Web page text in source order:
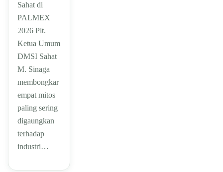
Sahat di
PALMEX
2026 Plt.
Ketua Umum
DMSI Sahat
M. Sinaga
membongkar
empat mitos
paling sering
digaungkan
terhadap
industri…